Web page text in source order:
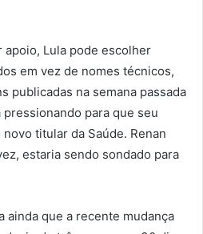
apoio, Lula pode escolher
em vez de nomes técnicos,
publicadas na semana passada
para que seu
titular da Saúde. Renan
estaria sendo sondado para
ainda que a recente mudança